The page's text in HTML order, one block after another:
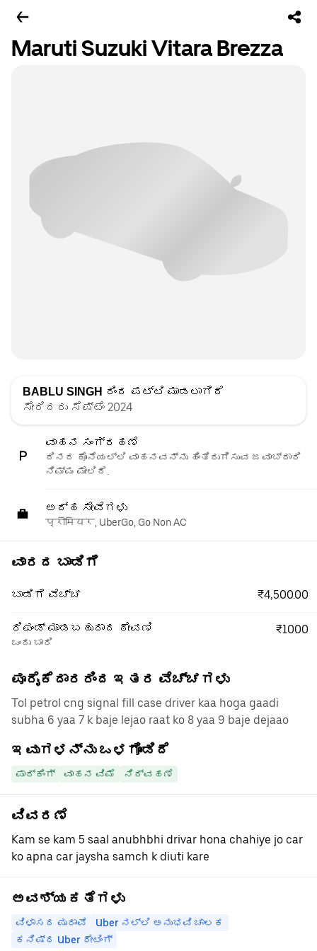
Maruti Suzuki Vitara Brezza
BABLU SINGH ರಿಂದ ಪಟ್ಟಿ ಮಾಡಲಾಗಿದೆ
ಸೇರಿದರು ಸೆಪ್ಟೆಂ 2024
ವಾಹನ ಸಂಗ್ರಹಣೆ
ದಿನದ ಕೊನೆಯಲ್ಲಿ ವಾಹನವನ್ನು ಹಿಂತಿರುಗಿಸುವ ಜವಾಬ್ದಾರಿ
ನಿಮ್ಮ ಮೇಲಿದೆ.
ಅರ್ಹ ಸೇವೆಗಳು
प्रीमियर, UberGo, Go Non AC
ವಾರದ ಬಾಡಿಗೆ
ಬಾಡಿಗೆ ವೆಚ್ಚ ₹4,500.00
ರಿಫಂಡ್ ಮಾಡಬಹುದಾದ ಠೇವಣಿ
ಒಂದು ಬಾರಿ
₹1000
ಪೂರೈಕೆದಾರರಿಂದ ಇತರ ವೆಚ್ಚಗಳು
Tol petrol cng signal fill case driver kaa hoga gaadi
subha 6 yaa 7 k baje lejao raat ko 8 yaa 9 baje dejaao
ಇವುಗಳನ್ನು ಒಳಗೊಂಡಿದೆ
ಪಾರ್ಕಿಂಗ್ ವಾಹನ ವಿಮೆ ನಿರ್ವಹಣೆ
ವಿವರಣೆ
Kam se kam 5 saal anubhbhi drivar hona chahiye jo car
ko apna car jaysha samch k diuti kare
ಅವಶ್ಯಕತೆಗಳು
ವಿಳಾಸದ ಪುರಾವೆ
Uber ನಲ್ಲಿ ಅನುಭವಿ ಚಾಲಕ
ಕನಿಷ್ಠ Uber ರೇಟಿಂಗ್